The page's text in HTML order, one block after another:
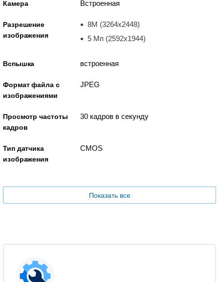
Камера Встроенная
Разрешение
изображения
8M (3264х2448)
5 Mп (2592x1944)
Вспышка встроенная
Формат файла с
изображениями
JPEG
Просмотр частоты
кадров
30 кадров в секунду
Тип датчика
изображения
CMOS
Показать все